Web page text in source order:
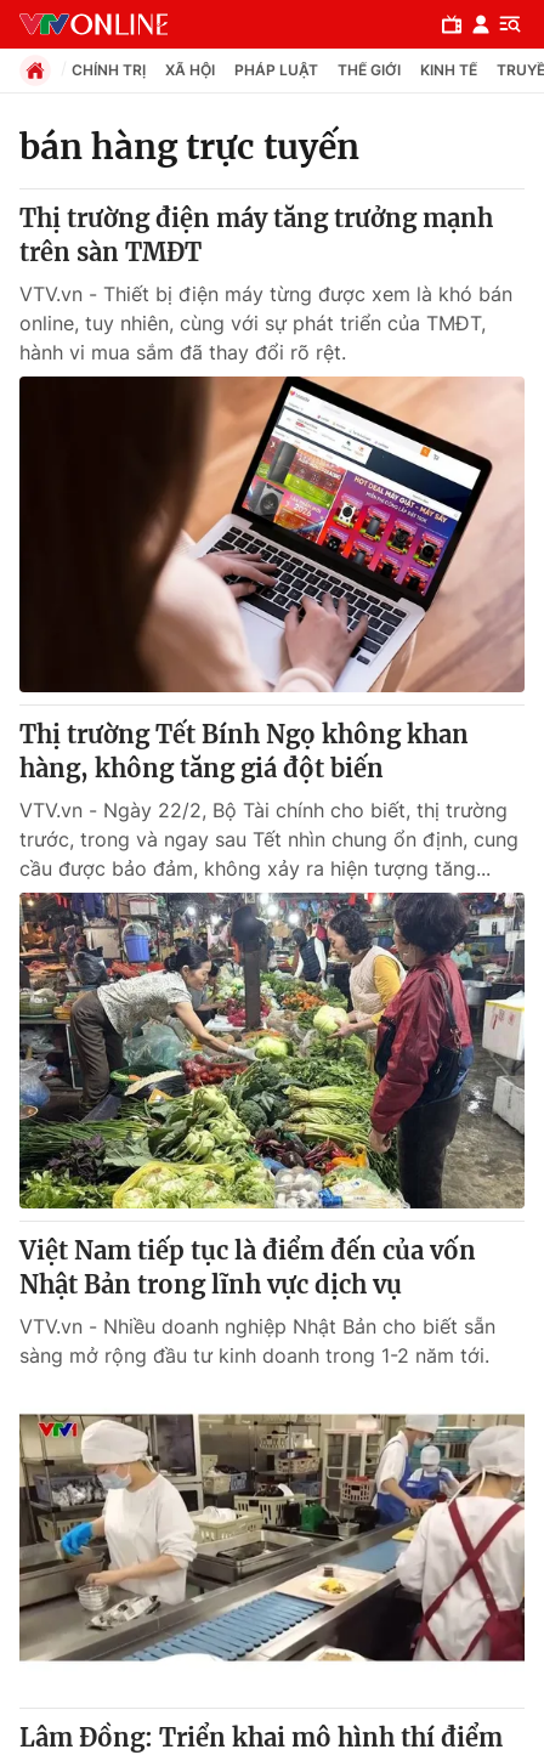
Chuyên mục
Chính trị
Xã hội
Pháp luật
Thế giới đó đây
Câu chuyện quốc tế
Thị trường
Góc doanh nghiệp
Dữ liệu và đời sống
Truyền hình
Phim VTV
Hậu trường
Nhân vật
Khán giả
Giải sao mai
Giải trí
Điện ảnh
Âm nhạc
Sao
Đời sống
Du lịch
Làm đẹp
Chất lượng cuộc sống
Giáo dục
Tuyển sinh
Học trực tuyến
Công nghệ
Hitech Công nghệ tương lai
Sản phẩm
Thị trường
Tư vấn
Giao lưu trực tuyến
Lịch phát sóng
Chuyên mục khác
Emagazine Podcast
Photo Infographic
Video Shorts video
VTV Money VTV Thể thao
VTV Sức khoẻ Bất động sản
Thị trường 24h Tấm lòng Việt
VTV4 Vươn mình bằng AI
CHÍNH TRỊ XÃ HỘI PHÁP LUẬT THẾ GIỚI KINH TẾ
bán hàng trực tuyến
Thị trường điện máy tăng trưởng mạnh
trên sàn TMĐT
VTV.vn - Thiết bị điện máy từng được xem là khó bán
online, tuy nhiên, cùng với sự phát triển của TMĐT,
hành vi mua sắm đã thay đổi rõ rệt.
Thị trường Tết Bính Ngọ không khan
hàng, không tăng giá đột biến
VTV.vn - Ngày 22/2, Bộ Tài chính cho biết, thị trường
trước, trong và ngay sau Tết nhìn chung ổn định, cung
cầu được bảo đảm, không xảy ra hiện tượng tăng...
Việt Nam tiếp tục là điểm đến của vốn
Nhật Bản trong lĩnh vực dịch vụ
VTV.vn - Nhiều doanh nghiệp Nhật Bản cho biết sẵn
sàng mở rộng đầu tư kinh doanh trong 1-2 năm tới.
Lâm Đồng: Triển khai mô hình thí điểm